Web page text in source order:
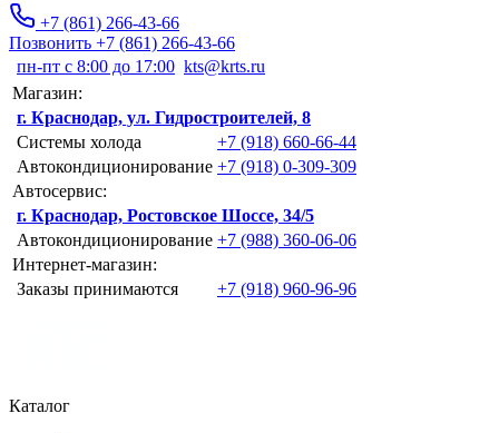
+7 (861) 266-43-66
Позвонить +7 (861) 266-43-66
пн-пт с 8:00 до 17:00 kts@krts.ru
Магазин:
г. Краснодар, ул. Гидростроителей, 8
Системы холода
+7 (918) 660-66-44
Автокондиционирование +7 (918) 0-309-309
Автосервис:
г. Краснодар, Ростовское Шоссе, 34/5
Автокондиционирование +7 (988) 360-06-06
Интернет-магазин:
Заказы принимаются
+7 (918) 960-96-96
Каталог